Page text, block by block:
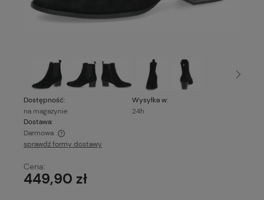
Dostępność:
na magazynie
Wysyłka w:
24h
Dostawa:
Darmowa
Cena nie zawiera ewentualnych kosztów płatności
sprawdź formy dostawy
Cena:
449,90 zł